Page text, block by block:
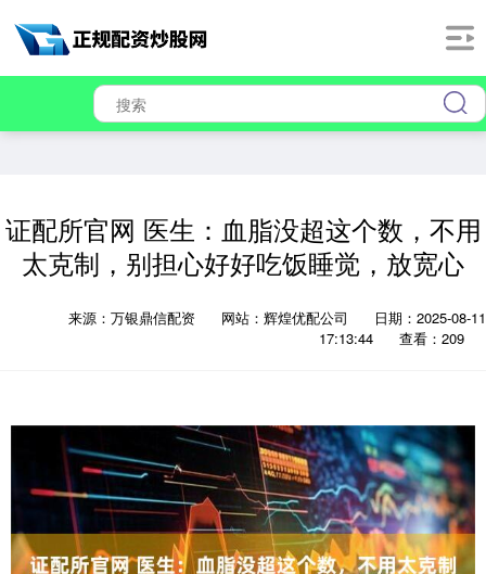
证配所官网 医生：血脂没超这个数，不用
太克制，别担心好好吃饭睡觉，放宽心
来源：万银鼎信配资 网站：辉煌优配公司
日期：2025-08-11
17:13:44
查看：209